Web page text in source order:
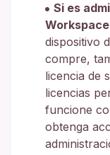
Si es
dispositivo
compre,
licencia de
licencias
funcione
obtenga